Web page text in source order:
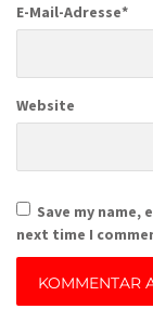
E-Mail-Adresse*
Website
Save my
next time I